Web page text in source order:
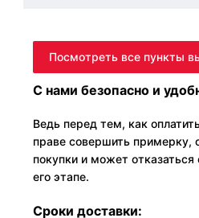
Посмотреть все пункты
С нами безопасно и
Ведь перед тем, как
праве совершить примерку,
покупки и может
его этапе.
Сроки доставки: